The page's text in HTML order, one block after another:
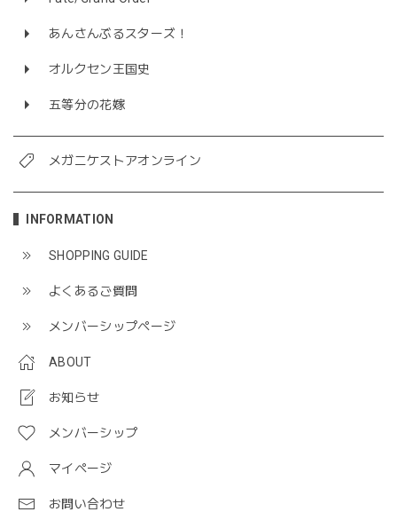
あんさんぶるスターズ！
オルクセン王国史
五等分の花嫁
メガニケストアオンライン
INFORMATION
SHOPPING GUIDE
よくあるご質問
メンバーシップページ
ABOUT
お知らせ
メンバーシップ
マイページ
お問い合わせ